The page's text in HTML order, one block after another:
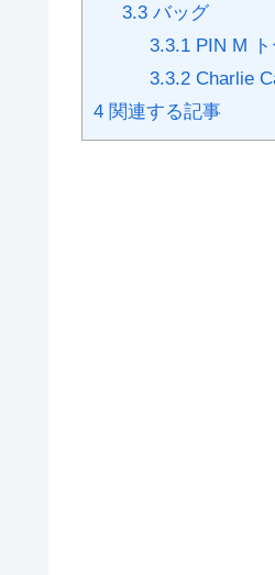
3.3バッグ
3.3.1 PIN M
3.3.2 Charlie
4 関連する記事